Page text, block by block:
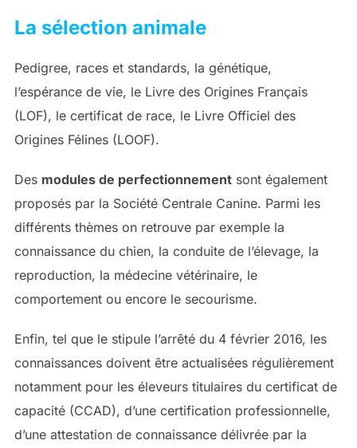
La sélection animale
Pedigree, races et standards, la génétique,
l’espérance de vie, le Livre des Origines Français
(LOF), le certificat de race, le Livre Officiel des
Origines Félines (LOOF).
Des modules de perfectionnementsont également
proposés par la Société Centrale Canine. Parmi les
différents thèmes on retrouve par exemple la
connaissance du chien, la conduite de l’élevage, la
reproduction, la médecine vétérinaire, le
comportement ou encore le secourisme.
Enfin, tel que le stipule l’arrêté du 4 février 2016, les
connaissances doivent être actualisées régulièrement
notamment pour les éleveurs titulaires du certificat de
capacité (CCAD), d’une certification professionnelle,
d’une attestation de connaissance délivrée par la